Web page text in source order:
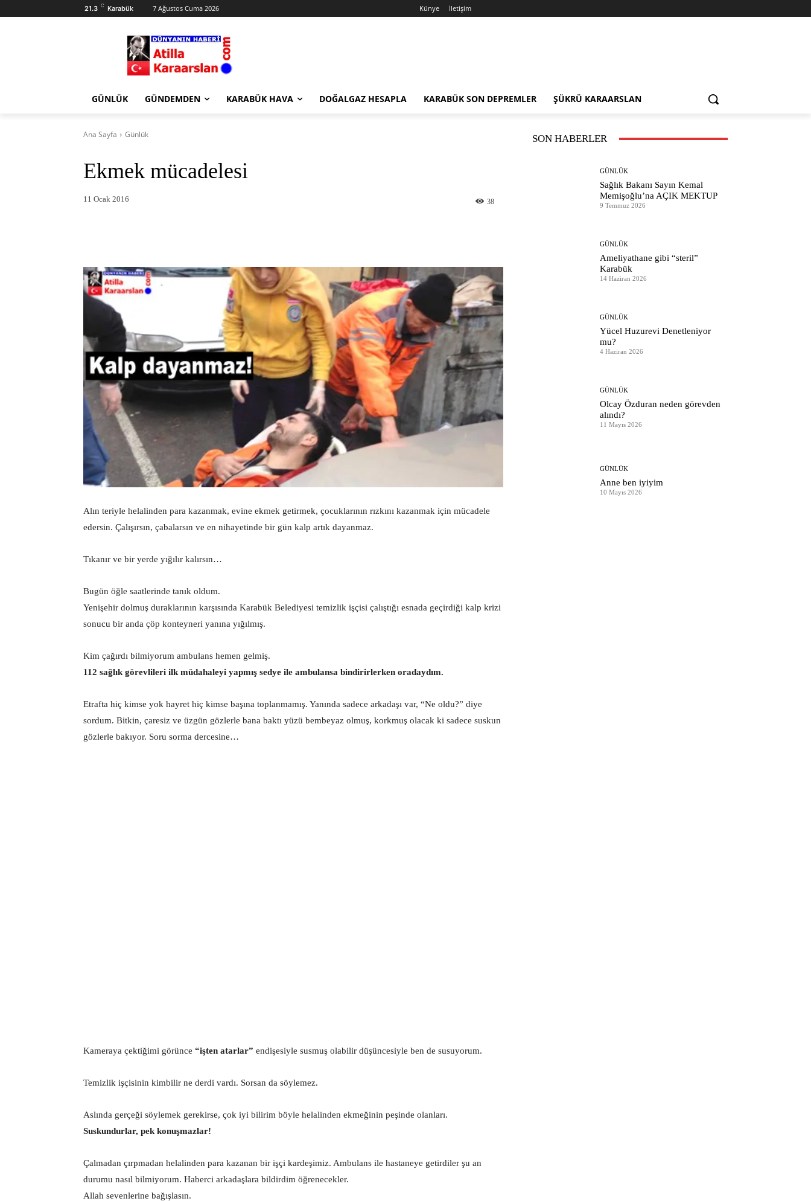
21.3 C Karabük 7 Ağustos Cuma 2026 Künye İletişim
GÜNLÜK GÜNDEMDEN KARABÜK HAVA DOĞALGAZ HESAPLA KARABÜK SON DEPREMLER ŞÜKRÜ KARAARSLAN
Ana Sayfa Günlük
Ekmek mücadelesi
11 Ocak 2016 38
Alın teriyle helalinden para kazanmak, evine ekmek getirmek, çocuklarının rızkını kazanmak için mücadele
edersin. Çalışırsın, çabalarsın ve en nihayetinde bir gün kalp artık dayanmaz.
Tıkanır ve bir yerde yığılır kalırsın…
Bugün öğle saatlerinde tanık oldum.
Yenişehir dolmuş duraklarının karşısında Karabük Belediyesi temizlik işçisi çalıştığı esnada geçirdiği kalp krizi
sonucu bir anda çöp konteyneri yanına yığılmış.
Kim çağırdı bilmiyorum ambulans hemen gelmiş.
112 sağlık görevlileri ilk müdahaleyi yapmış sedye ile ambulansa bindirirlerken oradaydım.
Etrafta hiç kimse yok hayret hiç kimse başına toplanmamış. Yanında sadece arkadaşı var, “Ne oldu?” diye
sordum. Bitkin, çaresiz ve üzgün gözlerle bana baktı yüzü bembeyaz olmuş, korkmuş olacak ki sadece suskun
gözlerle bakıyor. Soru sorma dercesine…
Kameraya çektiğimi görünce “işten atarlar” endişesiyle susmuş olabilir düşüncesiyle ben de susuyorum.
Temizlik işçisinin kimbilir ne derdi vardı. Sorsan da söylemez.
Aslında gerçeği söylemek gerekirse, çok iyi bilirim böyle helalinden ekmeğinin peşinde olanları.
Suskundurlar, pek konuşmazlar!
Çalmadan çırpmadan helalinden para kazanan bir işçi kardeşimiz. Ambulans ile hastaneye getirdiler şu an
durumu nasıl bilmiyorum. Haberci arkadaşlara bildirdim öğrenecekler.
Allah sevenlerine bağışlasın.
SON HABERLER
GÜNLÜK
Sağlık Bakanı Sayın Kemal
Memişoğlu’na AÇIK MEKTUP
9 Temmuz 2026
GÜNLÜK
Ameliyathane gibi “steril”
Karabük
14 Haziran 2026
GÜNLÜK
Yücel Huzurevi Denetleniyor
mu?
4 Haziran 2026
GÜNLÜK
Olcay Özduran neden görevden
alındı?
11 Mayıs 2026
GÜNLÜK
Anne ben iyiyim
10 Mayıs 2026